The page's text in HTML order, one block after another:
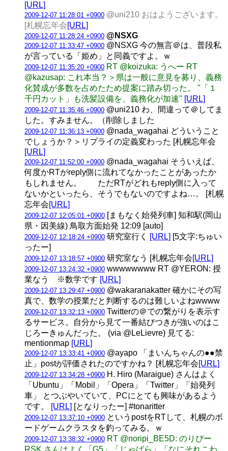
[URL]
2009-12-07 11:28:01 +0900 @uni210 おはようございます。
[札幌忘年会[URL]
2009-12-07 11:28:24 +0900 @NSXG
2009-12-07 11:33:47 +0900 @NSXG 今の無言＠は、普段私
が言っている「姫め」と同義ですよ。ｗ
2009-12-07 11:35:20 +0900 RT @koizuka: うへー RT
@kazusap: これ本当？＞県は一般に意見を募り、義務
化賛成が多数を占めたため提案に踏み切った。 "「１
千円カット」も洗髪設備を、義務化が加速" [URL]
2009-12-07 11:35:46 +0900 @uni210 わ、間違って＠してま
した。すみません。（削除しました
2009-12-07 11:36:13 +0900 @nada_wagahai どういうこと
でしょうか？＞リプライの定義変わった [札幌忘年会
[URL]
2009-12-07 11:52:00 +0900 @nada_wagahai そういえば、
何度かRTがreply側に流れてなかったことがあったか
もしれません。 ただRTがどれもreply側に入って
ないかといったら、そうでもないのですよね…。 [札幌
忘年会[URL]
2009-12-07 12:05:01 +0900 [まもなく始発列車] 知和駅(岡山
県・因美線) 鳥取方面始発 12:09 [auto]
2009-12-07 12:18:24 +0900 研究室行く [URL] [5文字:ちゅい
ったー]
2009-12-07 13:18:57 +0900 研究室なう [札幌忘年会[URL]
2009-12-07 13:24:32 +0900 wwwwwwww RT @YERON: 授
業なう ※数学です [URL]
2009-12-07 13:29:47 +0900 @wakaranakatter 確かにその写
真で、数学の授業だと判断するのは難しいよねwwww
2009-12-07 13:32:13 +0900 Twitterの＠での繋がりを表示す
るサービス。自分から見て一番結びつきが強いのはこ
じろーきゅんだった。 (via @LeLievre) 見てる:
mentionmap [URL]
2009-12-07 13:33:41 +0900 @ayapo 「まいんちゃんの●●禁
止」postが評価されたのですかね？ [札幌忘年会[URL]
2009-12-07 13:34:28 +0900 H. Hiro (Maraigue) さんはよく
「Ubuntu」「Mobil」「Opera」「Twitter」「始発列
車」 とつぶやいていて、PCにとても興味があるよう
です。
[URL] [となりったー] #tonaritter
2009-12-07 13:37:10 +0900 というpostをRTして、札幌のボ
ードゲームクラスタを釣ってみる。ｗ
2009-12-07 13:38:32 +0900 RT @noripi_BE5D: のりぴー
RSK さんはよく「G5」「じゃばら」「なにそれこわ